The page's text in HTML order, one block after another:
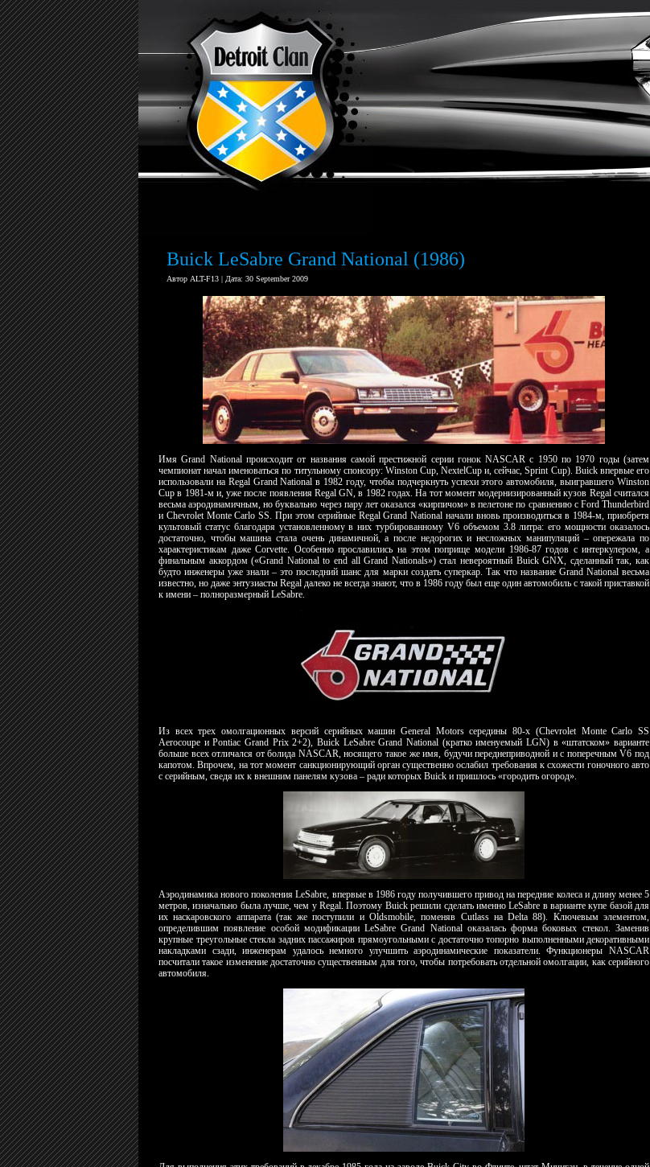
Buick LeSabre Grand National (1986)
Автор ALT-F13 | Дата: 30 September 2009
Имя Grand National происходит от названия самой престижной серии гонок NASCAR с 1950 по 1970 годы (затем
чемпионат начал именоваться по титульному спонсору: Winston Cup, NextelCup и, сейчас, Sprint Cup). Buick впервые его
использовали на Regal Grand National в 1982 году, чтобы подчеркнуть успехи этого автомобиля, выигравшего Winston
Cup в 1981-м и, уже после появления Regal GN, в 1982 годах. На тот момент модернизированный кузов Regal считался
весьма аэродинамичным, но буквально через пару лет оказался «кирпичом» в пелетоне по сравнению с Ford Thunderbird
и Chevrolet Monte Carlo SS. При этом серийные Regal Grand National начали вновь производиться в 1984-м, приобретя
культовый статус благодаря установленному в них турбированному V6 объемом 3.8 литра: его мощности оказалось
достаточно, чтобы машина стала очень динамичной, а после недорогих и несложных манипуляций – опережала по
характеристикам даже Corvette. Особенно прославились на этом поприще модели 1986-87 годов с интеркулером, а
финальным аккордом («Grand National to end all Grand Nationals») стал невероятный Buick GNX, сделанный так, как
будто инженеры уже знали – это последний шанс для марки создать суперкар. Так что название Grand National весьма
известно, но даже энтузиасты Regal далеко не всегда знают, что в 1986 году был еще один автомобиль с такой приставкой
к имени – полноразмерный LeSabre.
Из всех трех омолгационных версий серийных машин General Motors середины 80-х (Chevrolet Monte Carlo SS
Aerocoupe и Pontiac Grand Prix 2+2), Buick LeSabre Grand National (кратко именуемый LGN) в «штатском» варианте
больше всех отличался от болида NASCAR, носящего такое же имя, будучи переднеприводной и с поперечным V6 под
капотом. Впрочем, на тот момент санкционирующий орган существенно ослабил требования к схожести гоночного авто
с серийным, сведя их к внешним панелям кузова – ради которых Buick и пришлось «городить огород».
Аэродинамика нового поколения LeSabre, впервые в 1986 году получившего привод на передние колеса и длину менее 5
метров, изначально была лучше, чем у Regal. Поэтому Buick решили сделать именно LeSabre в варианте купе базой для
их наскаровского аппарата (так же поступили и Oldsmobile, поменяв Cutlass на Delta 88). Ключевым элементом,
определившим появление особой модификации LeSabre Grand National оказалась форма боковых стекол. Заменив
крупные треугольные стекла задних пассажиров прямоугольными с достаточно топорно выполненными декоративными
накладками сзади, инженерам удалось немного улучшить аэродинамические показатели. Функционеры NASCAR
посчитали такое изменение достаточно существенным для того, чтобы потребовать отдельной омолгации, как серийного
автомобиля.